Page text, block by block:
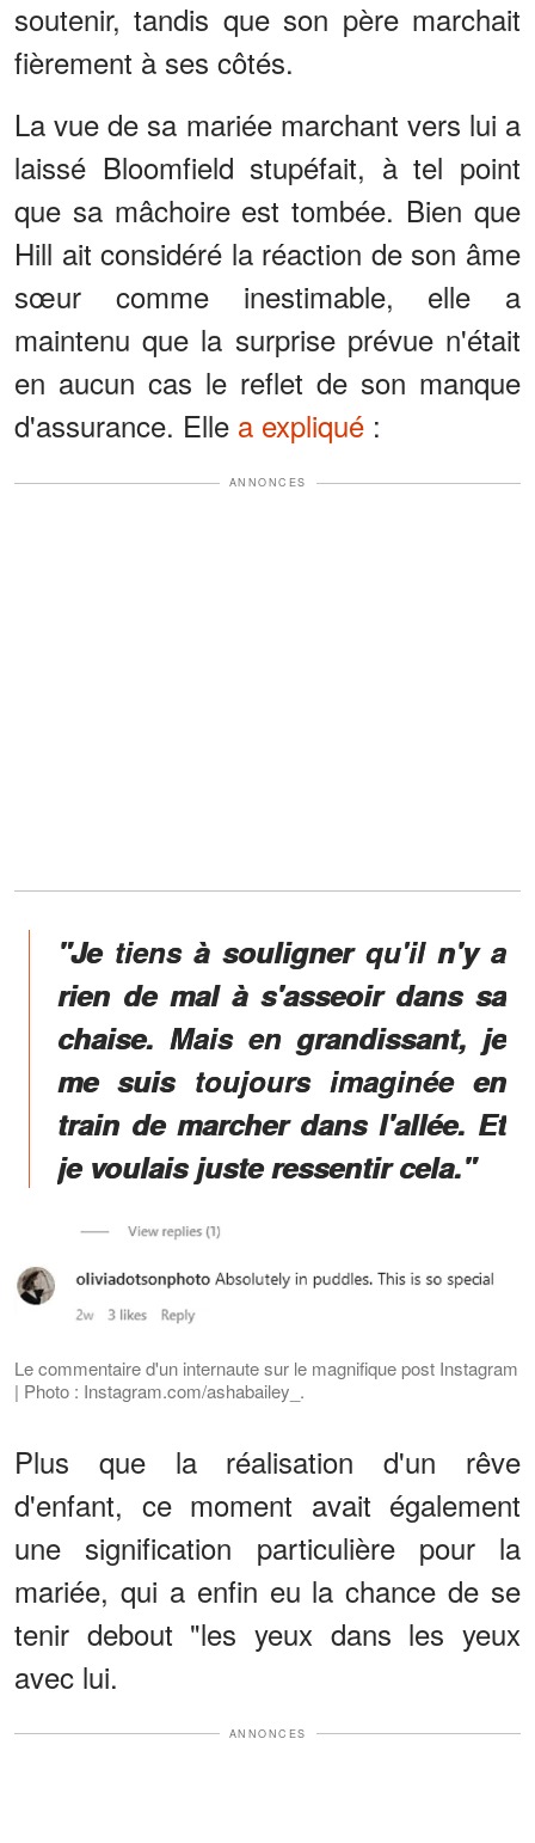
soutenir, tandis que son père marchait
fièrement à ses côtés.
La vue de sa mariée marchant vers lui a
laissé Bloomfield stupéfait, à tel point
que sa mâchoire est tombée. Bien que
Hill ait considéré la réaction de son âme
sœur comme inestimable, elle a
maintenu que la surprise prévue n'était
en aucun cas le reflet de son manque
d'assurance. Elle a expliqué :
ANNONCES
"Je tiens à souligner qu'il n'y a
rien de mal à s'asseoir dans sa
chaise. Mais en grandissant, je
me suis toujours imaginée en
train de marcher dans l'allée. Et
je voulais juste ressentir cela."
Le commentaire d'un internaute sur le magnifique post Instagram
| Photo : Instagram.com/ashabailey_.
Plus que la réalisation d'un rêve
d'enfant, ce moment avait également
une signification particulière pour la
mariée, qui a enfin eu la chance de se
tenir debout "les yeux dans les yeux
avec lui.
ANNONCES